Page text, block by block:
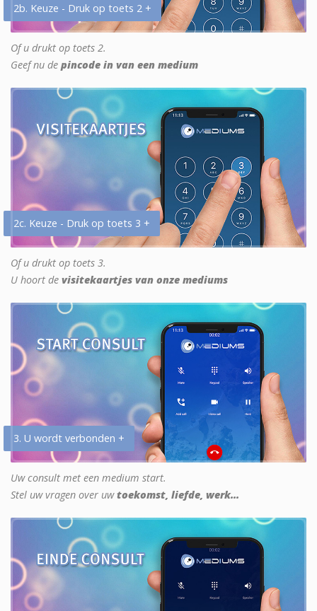
2b. Keuze - Druk op toets 2 +
Of u drukt op toets 2.
Geef nu de pincode in van een medium
2c. Keuze - Druk op toets 3 +
Of u drukt op toets 3.
U hoort de visitekaartjes van onze mediums
3. U wordt verbonden +
Uw consult met een medium start.
Stel uw vragen over uwtoekomst, liefde, werk...